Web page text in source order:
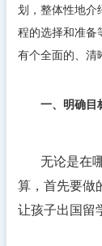
划，整体性地介
程的选择和准备
有个全面的、清
一、明确目
无论是在
算，首先要做
让孩子出国留